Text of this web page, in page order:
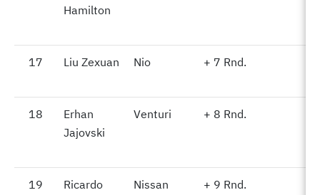
Hamilton
17 Liu Zexuan Nio + 7 Rnd.
18
Erhan
Jajovski
Venturi + 8 Rnd.
19
Ricardo
Nissan + 9 Rnd.
17
18
19